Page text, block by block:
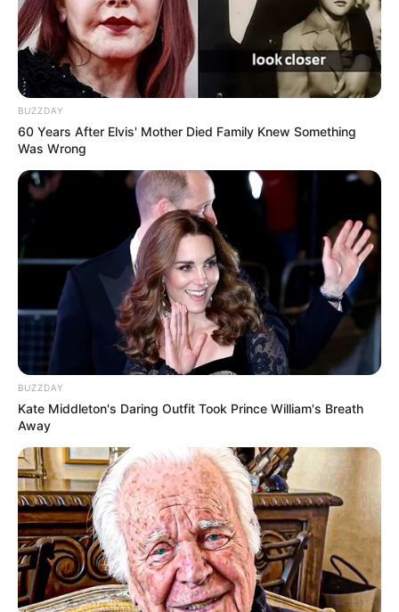
BUZZDAY
60 Years After Elvis' Mother Died Family Knew Something
Was Wrong
BUZZDAY
Kate Middleton's Daring Outfit Took Prince William's Breath
Away